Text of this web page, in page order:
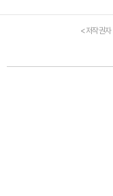
<저작권